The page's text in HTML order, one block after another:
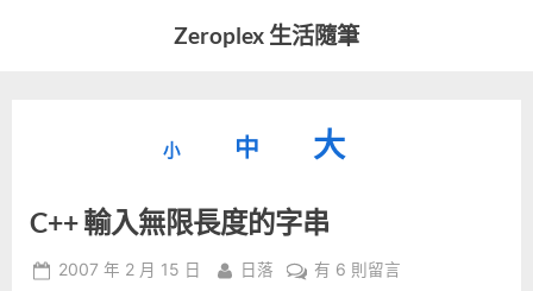
Zeroplex 生活隨筆
發
活
事
小
型
小。
中
重
字
型
大
字
C++ 輸入無限長度的字串
Posted
2007 年 2 月 15 日 By
日落
在
有 6 則留言